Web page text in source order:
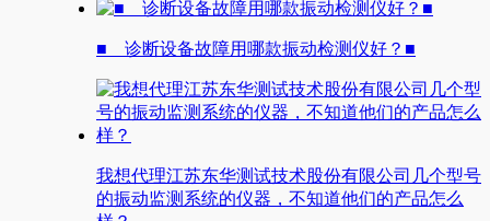
■ 诊断设备故障用哪款振动检测仪好？■
我想代理江苏东华测试技术股份有限公司几个型号
的振动监测系统的仪器，不知道他们的产品怎么